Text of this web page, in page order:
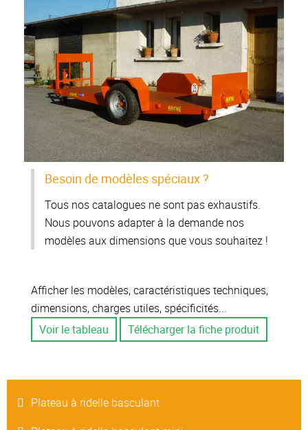
Besoin de modèles spéciaux ?
Tous nos catalogues ne sont pas exhaustifs.
Nous pouvons adapter à la demande nos
modèles aux dimensions que vous souhaitez !
Afficher les modèles, caractéristiques techniques,
dimensions, charges utiles, spécificités...
Voir le tableau
Télécharger la fiche produit
Plateau à ridelle basculant